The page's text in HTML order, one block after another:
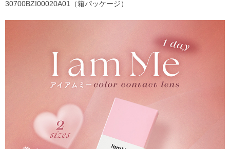
30700BZI00020A01（箱パッケージ）